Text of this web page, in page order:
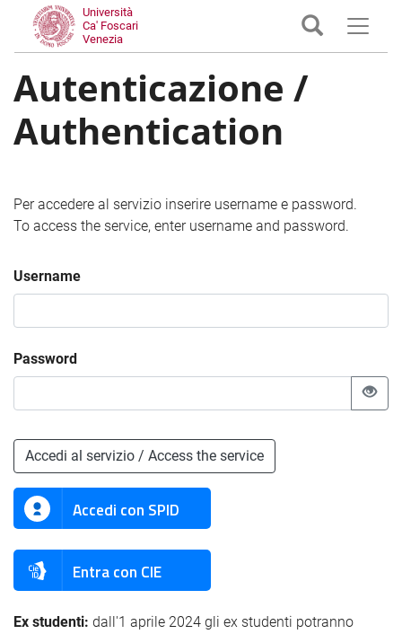
Università
Ca' Foscari
Venezia
Autenticazione /
Authentication
Per accedere al servizio inserire username e password.
To access the service, enter username and password.
Username
Password
Accedi al servizio / Access the service
Accedi con SPID
Entra con CIE
Ex studenti: dall'1 aprile 2024 gli ex studenti potranno